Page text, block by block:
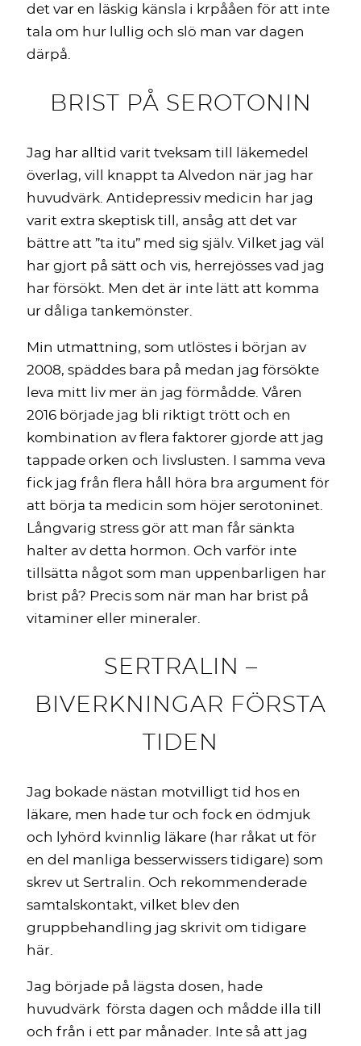
det var en läskig känsla i krpååen för att inte
tala om hur lullig och slö man var dagen
därpå.
BRIST PÅ SEROTONIN
Jag har alltid varit tveksam till läkemedel
överlag, vill knappt ta Alvedon när jag har
huvudvärk. Antidepressiv medicin har jag
varit extra skeptisk till, ansåg att det var
bättre att ”ta itu” med sig själv. Vilket jag väl
har gjort på sätt och vis, herrejösses vad jag
har försökt. Men det är inte lätt att komma
ur dåliga tankemönster.
Min utmattning, som utlöstes i början av
2008, späddes bara på medan jag försökte
leva mitt liv mer än jag förmådde. Våren
2016 började jag bli riktigt trött och en
kombination av flera faktorer gjorde att jag
tappade orken och livslusten. I samma veva
fick jag från flera håll höra bra argument för
att börja ta medicin som höjer serotoninet.
Långvarig stress gör att man får sänkta
halter av detta hormon. Och varför inte
tillsätta något som man uppenbarligen har
brist på? Precis som när man har brist på
vitaminer eller mineraler.
SERTRALIN –
BIVERKNINGAR FÖRSTA
TIDEN
Jag bokade nästan motvilligt tid hos en
läkare, men hade tur och fock en ödmjuk
och lyhörd kvinnlig läkare (har råkat ut för
en del manliga besserwissers tidigare) som
skrev ut Sertralin. Och rekommenderade
samtalskontakt, vilket blev den
gruppbehandling jag skrivit om tidigare
här.
Jag började på lägsta dosen, hade
huvudvärk första dagen och mådde illa till
och från i ett par månader. Inte så att jag